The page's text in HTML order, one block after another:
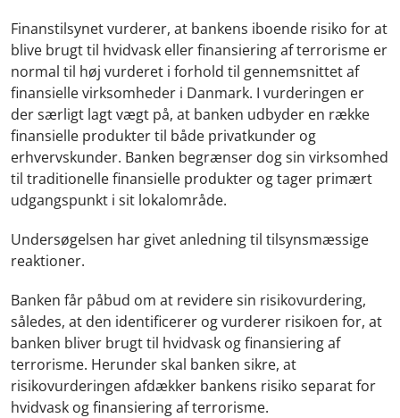
Finanstilsynet vurderer, at bankens iboende risiko for at
blive brugt til hvidvask eller finansiering af terrorisme er
normal til høj vurderet i forhold til gennemsnittet af
finansielle virksomheder i Danmark. I vurderingen er
der særligt lagt vægt på, at banken udbyder en række
finansielle produkter til både privatkunder og
erhvervskunder. Banken begrænser dog sin virksomhed
til traditionelle finansielle produkter og tager primært
udgangspunkt i sit lokalområde.
Undersøgelsen har givet anledning til tilsynsmæssige
reaktioner.
Banken får påbud om at revidere sin risikovurdering,
således, at den identificerer og vurderer risikoen for, at
banken bliver brugt til hvidvask og finansiering af
terrorisme. Herunder skal banken sikre, at
risikovurderingen afdækker bankens risiko separat for
hvidvask og finansiering af terrorisme.